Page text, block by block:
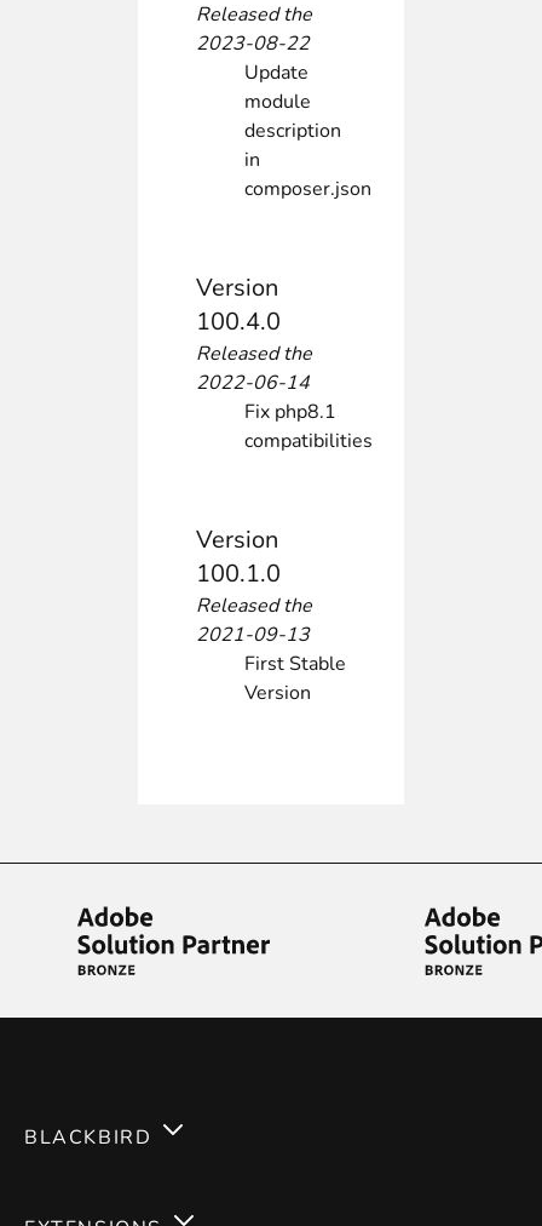
Released the
2023-08-22
Update
module
description
in
composer.json
Version
100.4.0
Released the
2022-06-14
Fix php8.1
compatibilities
Version
100.1.0
Released the
2021-09-13
First Stable
Version
BLACKBIRD